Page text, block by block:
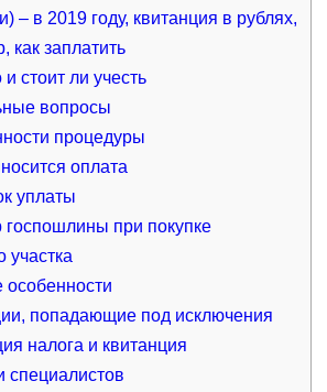
– в 2019 году, квитанция в рублях,
как заплатить
и стоит ли учесть
вопросы
процедуры
оплата
уплаты
госпошлины при покупке
участка
особенности
попадающие под исключения
налога и квитанция
специалистов